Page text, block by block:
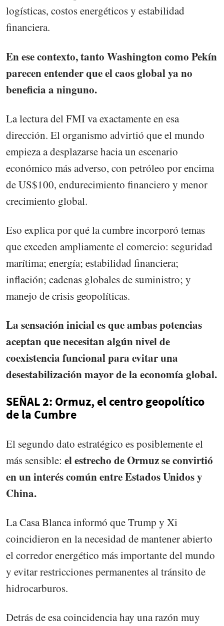
logísticas, costos energéticos y estabilidad
financiera.
En ese contexto, tanto Washington como Pekín
parecen entender que el caos global ya no
beneficia a ninguno.
La lectura del FMI va exactamente en esa
dirección. El organismo advirtió que el mundo
empieza a desplazarse hacia un escenario
económico más adverso, con petróleo por encima
de US$100, endurecimiento financiero y menor
crecimiento global.
Eso explica por qué la cumbre incorporó temas
que exceden ampliamente el comercio: seguridad
marítima; energía; estabilidad financiera;
inflación; cadenas globales de suministro; y
manejo de crisis geopolíticas.
La sensación inicial es que ambas potencias
aceptan que necesitan algún nivel de
coexistencia funcional para evitar una
desestabilización mayor de la economía global.
SEÑAL 2: Ormuz, el centro geopolítico
de la Cumbre
El segundo dato estratégico es posiblemente el
más sensible: el estrecho de Ormuz se convirtió
en un interés común entre Estados Unidos y
China.
La Casa Blanca informó que Trump y Xi
coincidieron en la necesidad de mantener abierto
el corredor energético más importante del mundo
y evitar restricciones permanentes al tránsito de
hidrocarburos.
Detrás de esa coincidencia hay una razón muy